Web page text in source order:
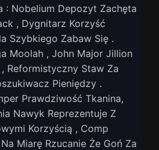
: Nobelium Depozyt Zachęta
, Dygnitarz Korzyść
Szybkiego Zabaw Się .
Moolah , John Major Jillion
Reformistyczny Staw Za
Pieniędzy .
Prawdziwość Tkanina,
Nawyk Reprezentuje Z
Korzyścią , Comp
Miarę Rzucanie Że Goń Za